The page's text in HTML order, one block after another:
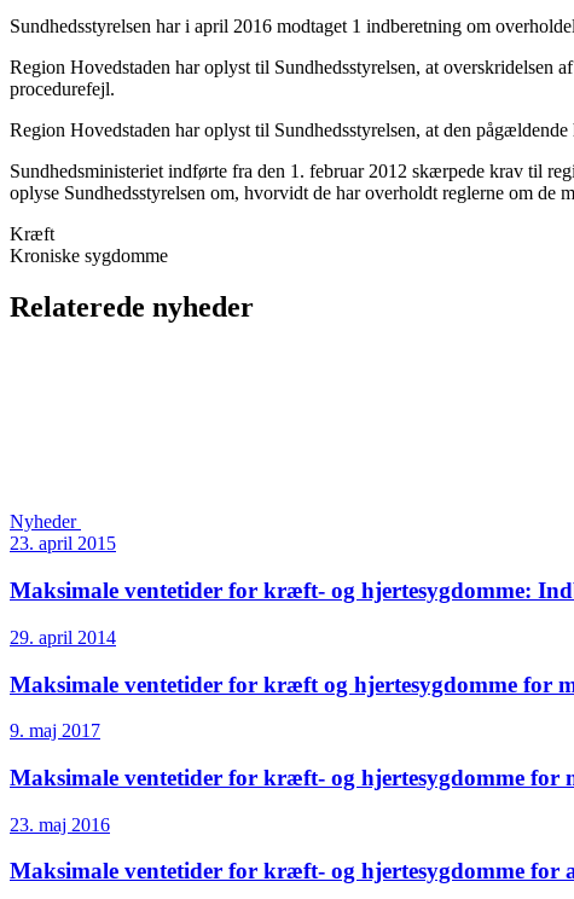
Sundhedsstyrelsen har i april 2016 modtaget 1 indberetning om
Region Hovedstaden har oplyst til Sundhedsstyrelsen, at overskridelsen
procedurefejl.
Region Hovedstaden har oplyst til Sundhedsstyrelsen, at den
Sundhedsministeriet indførte fra den 1. februar 2012 skærpede krav til
oplyse Sundhedsstyrelsen om, hvorvidt de har overholdt reglerne om de
Kræft
Kroniske sygdomme
Relaterede nyheder
Nyheder
23. april 2015
Maksimale ventetider for kræft- og hjertesygdomme:
29. april 2014
Maksimale ventetider for kræft og hjertesygdomme for
9. maj 2017
Maksimale ventetider for kræft- og hjertesygdomme for
23. maj 2016
Maksimale ventetider for kræft- og hjertesygdomme for